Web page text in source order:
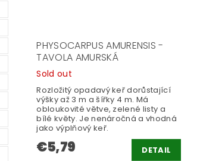
PHYSOCARPUS AMURENSIS -
TAVOLA AMURSKÁ
Sold out
Rozložitý opadavý keř dorůstající
výšky až 3 m a šířky 4 m. Má
obloukovité větve, zelené listy a
bílé květy. Je nenáročná a vhodná
jako výplňový keř.
€5,79 DETAIL